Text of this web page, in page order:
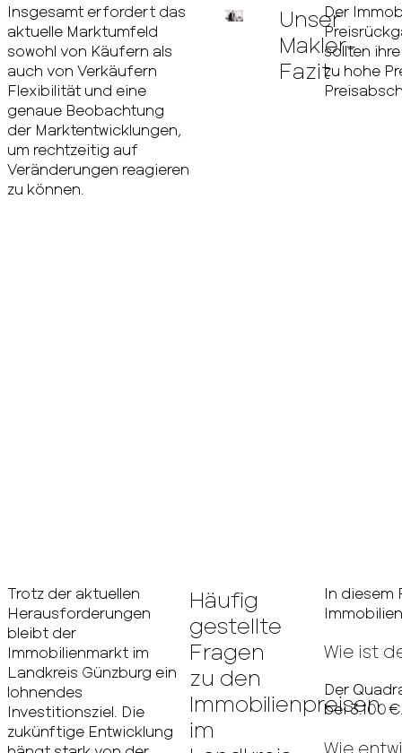
Insgesamt erfordert das
aktuelle Marktumfeld
sowohl von Käufern als
auch von Verkäufern
Flexibilität und eine
genaue Beobachtung
der Marktentwicklungen,
um rechtzeitig auf
Veränderungen reagieren
zu können.
Unser
Makler-
Fazit
Der
sollten
zu hohe
Trotz der aktuellen
Herausforderungen
bleibt der
Immobilienmarkt im
Landkreis Günzburg ein
lohnendes
Investitionsziel. Die
zukünftige Entwicklung
Häufig
gestellte
Fragen
zu den
Immobilienpreisen
im
In diesem
Wie ist
Der
bei 3.100
Wie